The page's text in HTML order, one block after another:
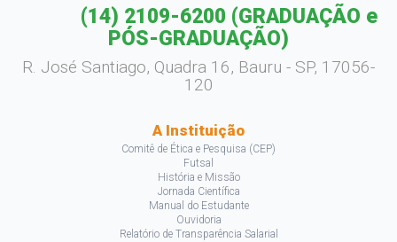
(14) 2109-6200 (GRADUAÇÃO e
PÓS-GRADUAÇÃO)
R. José Santiago, Quadra 16, Bauru - SP, 17056-
120
A Instituição
Comitê de Ética e Pesquisa (CEP)
Futsal
História e Missão
Jornada Científica
Manual do Estudante
Ouvidoria
Relatório de Transparência Salarial